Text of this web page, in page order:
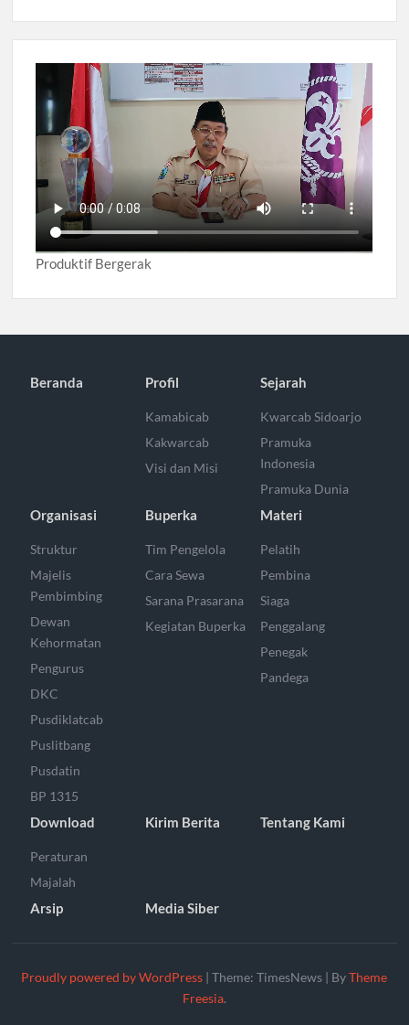
Produktif Bergerak
Beranda Profil
Kamabicab
Kakwarcab
Visi dan Misi
Sejarah
Kwarcab Sidoarjo
Pramuka
Indonesia
Pramuka Dunia
Organisasi
Struktur
Majelis
Pembimbing
Dewan
Kehormatan
Pengurus
DKC
Pusdiklatcab
Puslitbang
Pusdatin
BP 1315
Buperka
Tim Pengelola
Cara Sewa
Sarana Prasarana
Kegiatan Buperka
Materi
Pelatih
Pembina
Siaga
Penggalang
Penegak
Pandega
Download
Peraturan
Majalah
Kirim Berita Tentang Kami
Arsip Media Siber
Proudly powered by WordPress |Theme: TimesNews | ByTheme
Freesia.